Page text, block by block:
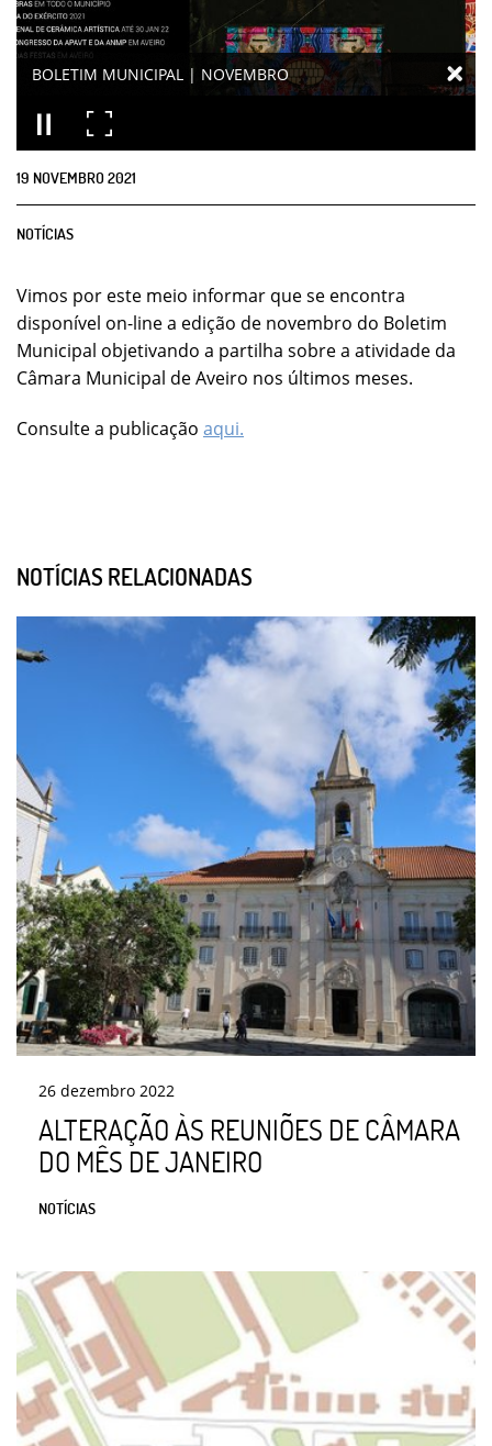
BOLETIM MUNICIPAL | NOVEMBRO
19 NOVEMBRO2021
NOTÍCIAS
Vimos por este meio informar que se encontra
disponível on-line a edição de novembro do Boletim
Municipal objetivando a partilha sobre a atividade da
Câmara Municipal de Aveiro nos últimos meses.
Consulte a publicação aqui.
NOTÍCIAS RELACIONADAS
26 dezembro 2022
ALTERAÇÃO ÀS REUNIÕES DE CÂMARA
DO MÊS DE JANEIRO
NOTÍCIAS